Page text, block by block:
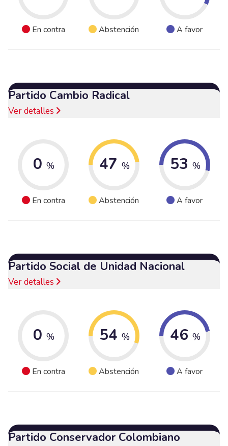
En contra Abstención A favor
Partido Cambio Radical
Ver detalles
0 %
En contra
47 %
Abstención
53 %
A favor
Partido Social de Unidad Nacional
Ver detalles
0 %
En contra
54 %
Abstención
46 %
A favor
Partido Conservador Colombiano